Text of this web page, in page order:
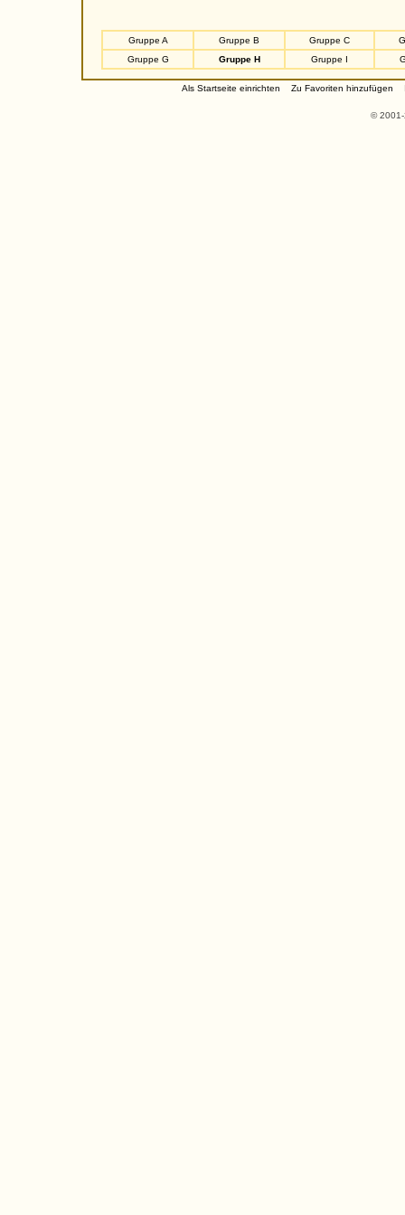
Gruppe A Gruppe B Gruppe C
Gruppe G
Gruppe H Gruppe I
Als Startseite einrichten Zu Favoriten hinzufügen
©